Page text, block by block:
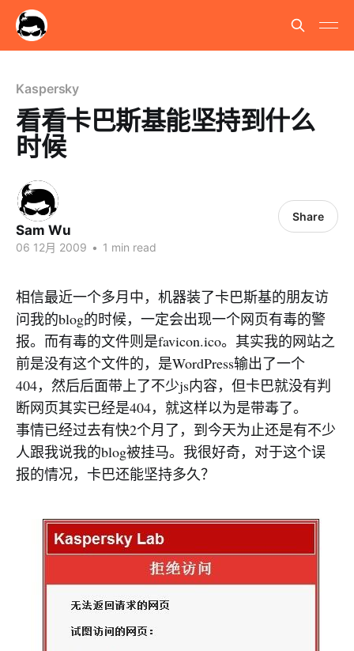
Kaspersky
看看卡巴斯基能坚持到什么
时候
Sam Wu
06 12月 2009 • 1 min read
Share
相信最近一个多月中，机器装了卡巴斯基的朋友访
问我的blog的时候，一定会出现一个网页有毒的警
报。而有毒的文件则是favicon.ico。其实我的网站之
前是没有这个文件的，是WordPress输出了一个
404，然后后面带上了不少js内容，但卡巴就没有判
断网页其实已经是404，就这样以为是带毒了。
事情已经过去有快2个月了，到今天为止还是有不少
人跟我说我的blog被挂马。我很好奇，对于这个误
报的情况，卡巴还能坚持多久？